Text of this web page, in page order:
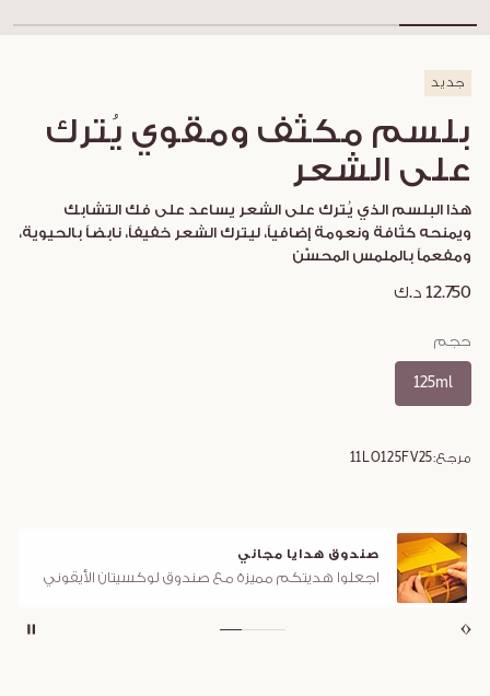
جديد
بلسم مكثف ومقوي يُترك
على الشعر
هذا البلسم الذي يُترك على الشعر يساعد على فك التشابك
ويمنحه كثافة ونعومة إضافياً، ليترك الشعر خفيفاً، نابضاً بالحيوية،
ومفعماً بالملمس المحسّن
12.750 د.ك
حجم
125ml
مرجع:11LO125FV25
صندوق هدايا مجاني
اجعلوا هديتكم مميزة مع صندوق لوكسيتان الأيقوني